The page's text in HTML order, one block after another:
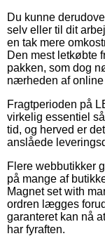
Du kunne
selv eller til dit
en tak mere
Den mest letkøbte
pakken, som dog
nærheden af
Fragtperioden på
virkelig essentiel
tid, og herved er
anslåede
Flere webbutikker
på mange af
Magnet set with
ordren lægges
garanteret kan nå
har fyraften.